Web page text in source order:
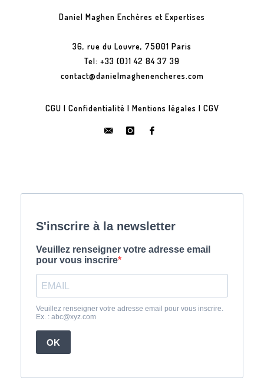
Daniel Maghen Enchères et Expertises
36, rue du Louvre, 75001 Paris
Tel: +33 (0)1 42 84 37 39
contact@danielmaghenencheres.com
CGU | Confidentialité | Mentions légales | CGV